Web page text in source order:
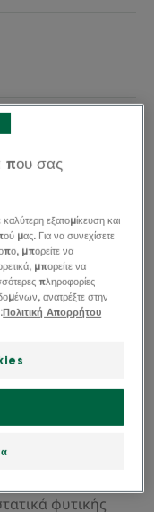
2 σε 1 σε
τριχωτό της
να προκαλεί
απορροφητική
φυτικής
που σας
εξατομίκευση και
μας. Για να συνεχίσετε
μπορείτε να
μπορείτε να
πληροφορίες
ανατρέξτε στην
Πολιτική Απορρήτου